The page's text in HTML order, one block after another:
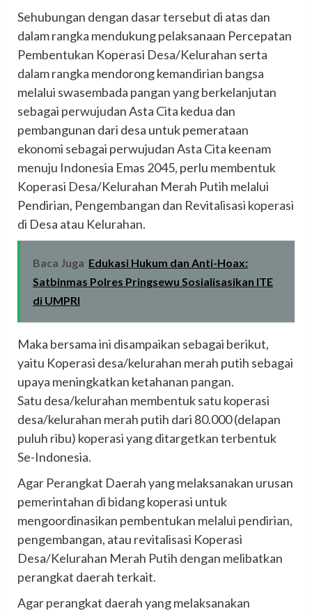
Sehubungan dengan dasar tersebut di atas dan
dalam rangka mendukung pelaksanaan Percepatan
Pembentukan Koperasi Desa/Kelurahan serta
dalam rangka mendorong kemandirian bangsa
melalui swasembada pangan yang berkelanjutan
sebagai perwujudan Asta Cita kedua dan
pembangunan dari desa untuk pemerataan
ekonomi sebagai perwujudan Asta Cita keenam
menuju Indonesia Emas 2045, perlu membentuk
Koperasi Desa/Kelurahan Merah Putih melalui
Pendirian, Pengembangan dan Revitalisasi koperasi
di Desa atau Kelurahan.
Baca Juga Edukasi Hukum dan Anti-Hoax:
Satbinmas Polres Pringsewu Sosialisasikan ITE
di UMPRI
Maka bersama ini disampaikan sebagai berikut,
yaitu Koperasi desa/kelurahan merah putih sebagai
upaya meningkatkan ketahanan pangan.
Satu desa/kelurahan membentuk satu koperasi
desa/kelurahan merah putih dari 80.000 (delapan
puluh ribu) koperasi yang ditargetkan terbentuk
Se-Indonesia.
Agar Perangkat Daerah yang melaksanakan urusan
pemerintahan di bidang koperasi untuk
mengoordinasikan pembentukan melalui pendirian,
pengembangan, atau revitalisasi Koperasi
Desa/Kelurahan Merah Putih dengan melibatkan
perangkat daerah terkait.
Agar perangkat daerah yang melaksanakan